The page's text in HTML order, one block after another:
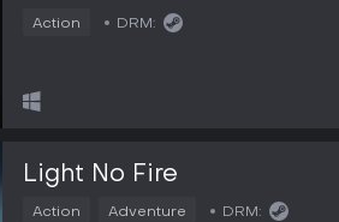
Action DRM:
Light No Fire
Action Adventure DRM: